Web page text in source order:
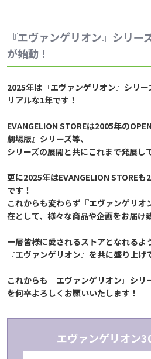
『エヴァンゲリオン』シリ
が始動！
2025年は『エヴァンゲリオン』シリ
リアルな1年です！
EVANGELION STOREは2005年の
劇場版』シリーズ等、
シリーズの展開と共にこれまで発展し
更に2025年はEVANGELION STORE
です！
これからも変わらず『エヴァンゲリ
在として、様々な商品や企画をお届け
一層皆様に愛されるストアとなれるよ
『エヴァンゲリオン』を共に盛り上げ
これからも『エヴァンゲリオン』シリ
を何卒よろしくお願いいたします！
エヴァンゲリオン